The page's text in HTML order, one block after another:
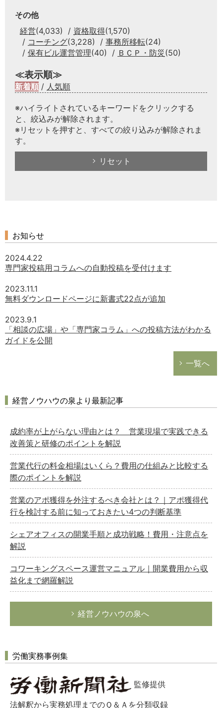
その他
経営(4,033) 資格取得(1,570)
コーチング(3,228) 事務所移転(24)
保有ビル運営管理(40) ＢＣＰ・防災 (50)
≪表示順≫
新着順 / 人気順
※ハイライトされているキーワードをクリックする
と、絞込みが解除されます。
※リセットを押すと、すべての絞り込みが解除されま
す。
リセット
お知らせ
2024.4.22
専門家投稿用コラムへの自動投稿を受付けます
2023.11.1
無料ダウンロードページに新書式22点が追加
2023.9.1
「相談の広場」や「専門家コラム」への投稿方法がわかる
ガイドを公開
一覧へ
経営ノウハウの泉より最新記事
成約率が上がらない理由とは？ 営業現場で実践できる
改善策と研修のポイントを解説
営業代行の料金相場はいくら？費用の仕組みと比較する
際のポイントを解説
営業のアポ獲得を外注するべき会社とは？｜アポ獲得代
行を検討する前に知っておきたい4つの判断基準
シェアオフィスの開業手順と成功戦略！費用・注意点を
解説
コワーキングスペース運営マニュアル｜開業費用から収
益化まで網羅解説
経営ノウハウの泉へ
労働実務事例集
監修提供
法解釈から実務処理までのＱ＆Ａを分類収録